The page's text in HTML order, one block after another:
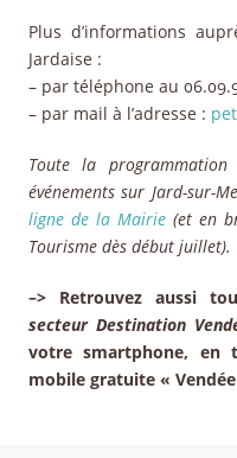
Plus d’informations
Jardaise :
– par téléphone au
– par mail à l’adresse :
Toute la
événements sur Jard-sur-
ligne de la Mairie(et en
Tourisme dès début juillet).
–> Retrouvez aussi
secteur Destination
votre smartphone, en
mobile gratuite «